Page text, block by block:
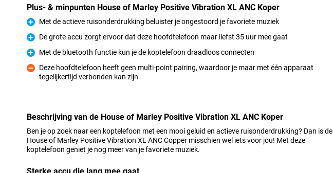
Plus- & minpunten House of Marley Positive Vibration XL ANC Koper
Pluspunt
Met de actieve ruisonderdrukking beluister je ongestoord je favoriete muziek
Pluspunt
De grote accu zorgt ervoor dat deze hoofdtelefoon maar liefst 35 uur mee gaat
Pluspunt
Met de bluetooth functie kun je de koptelefoon draadloos connecten
Minpunt
Deze hoofdtelefoon heeft geen multi-point pairing, waardoor je maar met één apparaat
tegelijkertijd verbonden kan zijn
Beschrijving van de House of Marley Positive Vibration XL ANC Koper
Ben je op zoek naar een koptelefoon met een mooi geluid en actieve ruisonderdrukking? Dan is de
House of Marley Positive Vibration XL ANC Copper misschien wel iets voor jou! Met deze
koptelefoon geniet je nog meer van je favoriete muziek.